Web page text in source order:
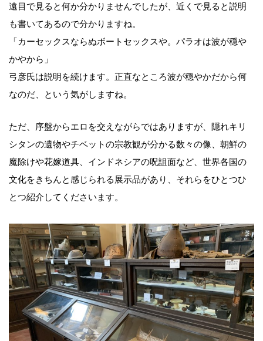
遠目で見ると何か分かりませんでしたが、近くで見ると説明
も書いてあるので分かりますね。
「カーセックスならぬボートセックスや。パラオは波が穏や
かやから」
弓彦氏は説明を続けます。正直なところ波が穏やかだから何
なのだ、という気がしますね。
ただ、序盤からエロを交えながらではありますが、隠れキリ
シタンの遺物やチベットの宗教観が分かる数々の像、朝鮮の
魔除けや花嫁道具、インドネシアの呪詛面など、世界各国の
文化をきちんと感じられる展示品があり、それらをひとつひ
とつ紹介してくださいます。